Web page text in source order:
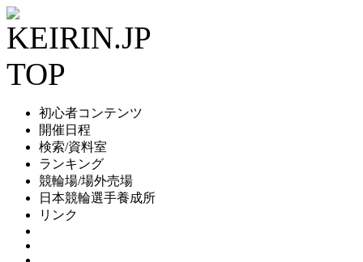
初心者コンテンツ
開催日程
検索/資料室
ランキング
競輪場/場外売場
日本競輪選手養成所
リンク